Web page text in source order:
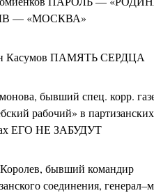
— «МОСКВА»
Касумов ПАМЯТЬ СЕРДЦА
бывший спец. корр.
рабочий» в партизанских
ЕГО НЕ ЗАБУДУТ
бывший командир
соединения,